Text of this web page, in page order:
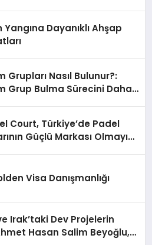
Yangına Dayanıklı Ahşap
Grupları Nasıl Bulunur?:
Grup Bulma Sürecini Daha
Court, Türkiye’de Padel
Güçlü Markası Olmayı
Visa Danışmanlığı
Irak’taki Dev Projelerin
Hasan Salim Beyoğlu,